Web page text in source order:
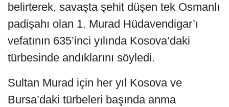
belirterek, savaşta şehit düşen tek Osmanlı
padişahı olan 1. Murad Hüdavendigar’ı
vefatının 635’inci yılında Kosova’daki
türbesinde andıklarını söyledi.
Sultan Murad için her yıl Kosova ve
Bursa’daki türbeleri başında anma